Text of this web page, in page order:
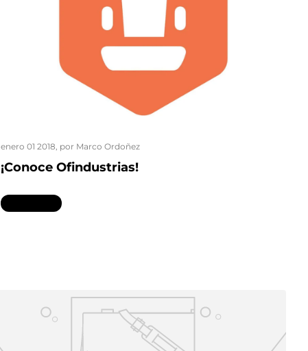
enero 01 2018, por Marco Ordoñez
¡Conoce Ofindustrias!
Leer más...